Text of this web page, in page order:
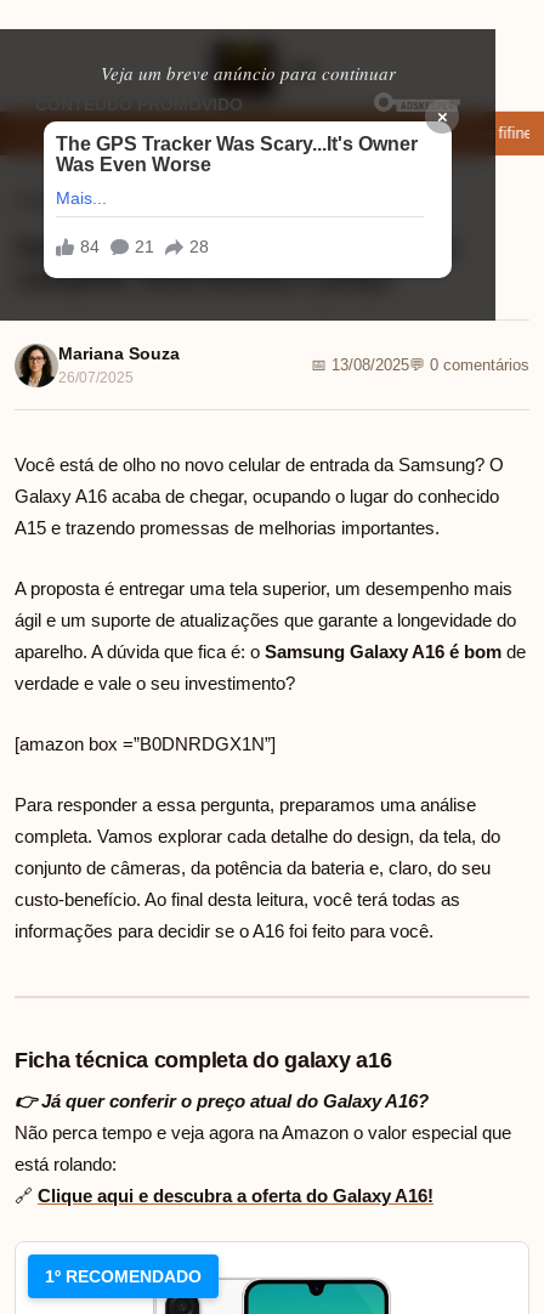
Veja um breve anúncio para continuar
×
apps de namoro que permitem enviar fotos e vídeos Microfone fifine
Celulares
Samsung galaxy a16 é bom? análise
completa, ficha técnica e preço
Mariana Souza
26/07/2025
📅 13/08/2025💬 0 comentários
Você está de olho no novo celular de entrada da Samsung? O
Galaxy A16 acaba de chegar, ocupando o lugar do conhecido
A15 e trazendo promessas de melhorias importantes.
A proposta é entregar uma tela superior, um desempenho mais
ágil e um suporte de atualizações que garante a longevidade do
aparelho. A dúvida que fica é: o Samsung Galaxy A16 é bom de
verdade e vale o seu investimento?
[amazon box =”B0DNRDGX1N”]
Para responder a essa pergunta, preparamos uma análise
completa. Vamos explorar cada detalhe do design, da tela, do
conjunto de câmeras, da potência da bateria e, claro, do seu
custo-benefício. Ao final desta leitura, você terá todas as
informações para decidir se o A16 foi feito para você.
Ficha técnica completa do galaxy a16
👉 Já quer conferir o preço atual do Galaxy A16?
Não perca tempo e veja agora na Amazon o valor especial que
está rolando:
🔗 Clique aqui e descubra a oferta do Galaxy A16!
1º RECOMENDADO